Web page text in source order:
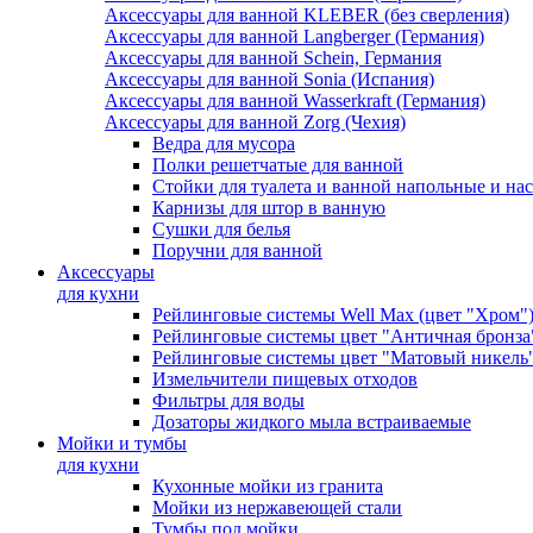
Аксессуары для ванной KLEBER (без сверления)
Аксессуары для ванной Langberger (Германия)
Аксессуары для ванной Schein, Германия
Аксессуары для ванной Sonia (Испания)
Аксессуары для ванной Wasserkraft (Германия)
Аксессуары для ванной Zorg (Чехия)
Ведра для мусора
Полки решетчатые для ванной
Стойки для туалета и ванной напольные и
Карнизы для штор в ванную
Сушки для белья
Поручни для ванной
Аксессуары
для кухни
Рейлинговые системы Well Max (цвет "Хром")
Рейлинговые системы цвет "Античная
Рейлинговые системы цвет "Матовый
Измельчители пищевых отходов
Фильтры для воды
Дозаторы жидкого мыла встраиваемые
Мойки и тумбы
для кухни
Кухонные мойки из гранита
Мойки из нержавеющей стали
Тумбы под мойки